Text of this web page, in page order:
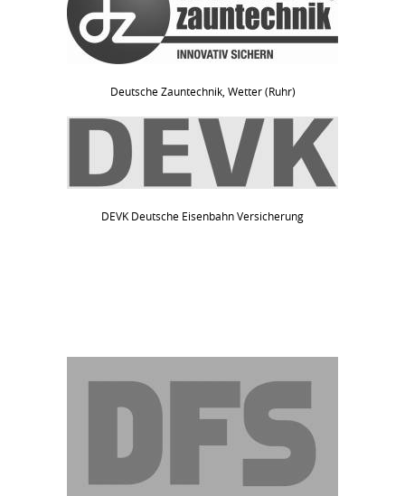
Deutsche Zauntechnik, Wetter (Ruhr)
DEVK Deutsche Eisenbahn Versicherung